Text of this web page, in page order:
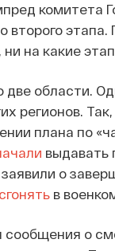
комитета
этапа.
на какие
области.
регионов. Так,
плана по
выдавать
о
сгонятьв
о